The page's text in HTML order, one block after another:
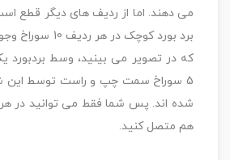
می دهند. اما از ردیف های دیگر قطع
برد بورد کوچک در
که در تصویر می بینید، وسط بردبورد
5 سوراخ سمت چپ و راست توسط این
هم متصل کنید.